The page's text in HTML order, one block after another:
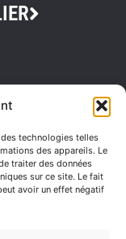
technologies telles
des appareils. Le
traiter des données
sur ce site. Le fait
avoir un effet négatif